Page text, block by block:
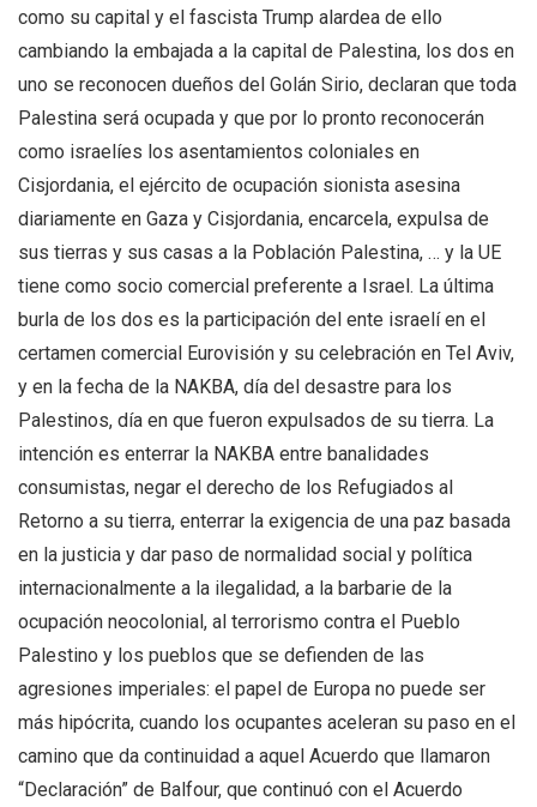
como su capital y el fascista Trump alardea de ello
cambiando la embajada a la capital de Palestina, los dos en
uno se reconocen dueños del Golán Sirio, declaran que toda
Palestina será ocupada y que por lo pronto reconocerán
como israelíes los asentamientos coloniales en
Cisjordania, el ejército de ocupación sionista asesina
diariamente en Gaza y Cisjordania, encarcela, expulsa de
sus tierras y sus casas a la Población Palestina, … y la UE
tiene como socio comercial preferente a Israel. La última
burla de los dos es la participación del ente israelí en el
certamen comercial Eurovisión y su celebración en Tel Aviv,
y en la fecha de la NAKBA, día del desastre para los
Palestinos, día en que fueron expulsados de su tierra. La
intención es enterrar la NAKBA entre banalidades
consumistas, negar el derecho de los Refugiados al
Retorno a su tierra, enterrar la exigencia de una paz basada
en la justicia y dar paso de normalidad social y política
internacionalmente a la ilegalidad, a la barbarie de la
ocupación neocolonial, al terrorismo contra el Pueblo
Palestino y los pueblos que se defienden de las
agresiones imperiales: el papel de Europa no puede ser
más hipócrita, cuando los ocupantes aceleran su paso en el
camino que da continuidad a aquel Acuerdo que llamaron
“Declaración” de Balfour, que continuó con el Acuerdo